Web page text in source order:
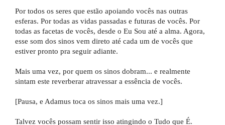
Por todos os seres que estão apoiando vocês nas outras
esferas. Por todas as vidas passadas e futuras de vocês. Por
todas as facetas de vocês, desde o Eu Sou até a alma. Agora,
esse som dos sinos vem direto até cada um de vocês que
estiver pronto pra seguir adiante.
Mais uma vez, por quem os sinos dobram... e realmente
sintam este reverberar atravessar a essência de vocês.
[Pausa, e Adamus toca os sinos mais uma vez.]
Talvez vocês possam sentir isso atingindo o Tudo que É.